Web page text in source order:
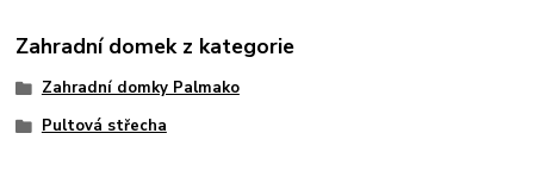
Zahradní domek z kategorie
Zahradní domky Palmako
Pultová střecha